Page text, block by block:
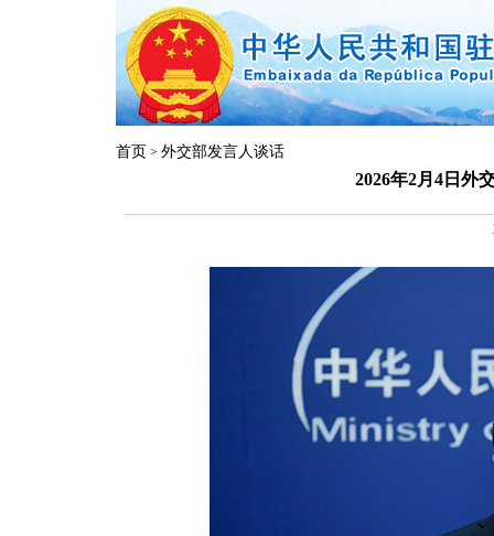
首页 > 外交部发言人谈话
2026年2月4日外